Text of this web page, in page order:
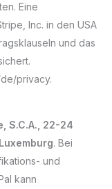
Eine
Inc. in den USA
und das
privacy.
S.C.A., 22-24
. Bei
und
kann